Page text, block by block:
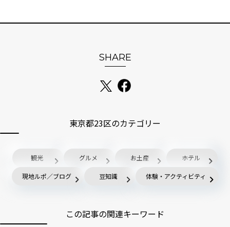
SHARE
東京都23区のカテゴリー
観光 グルメ お土産 ホテル
現地ルポ／ブログ 豆知識 体験・アクティビティ
この記事の関連キーワード